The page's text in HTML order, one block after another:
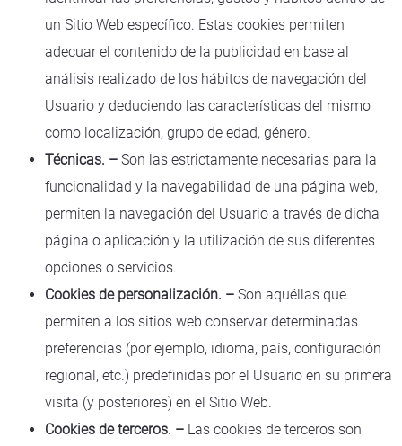
un Sitio Web específico. Estas cookies permiten
adecuar el contenido de la publicidad en base al
análisis realizado de los hábitos de navegación del
Usuario y deduciendo las características del mismo
como localización, grupo de edad, género.
Técnicas. – Son las estrictamente necesarias para la
funcionalidad y la navegabilidad de una página web,
permiten la navegación del Usuario a través de dicha
página o aplicación y la utilización de sus diferentes
opciones o servicios.
Cookies de personalización. – Son aquéllas que
permiten a los sitios web conservar determinadas
preferencias (por ejemplo, idioma, país, configuración
regional, etc.) predefinidas por el Usuario en su primera
visita (y posteriores) en el Sitio Web.
Cookies de terceros. – Las cookies de terceros son